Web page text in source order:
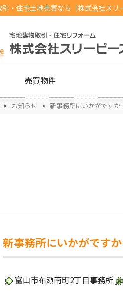
引・住宅土地売買なら［株式会社スリ
売買物件
お知らせ 新事務所にいかがですか
新事務所にいかがです
富山市布瀬南町2丁目事務所